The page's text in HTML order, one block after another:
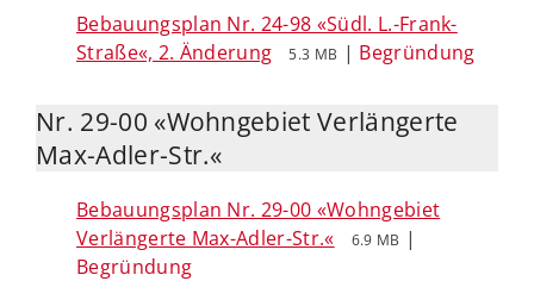
Bebauungsplan Nr. 24-98 «Südl. L.-Frank-
Straße«, 2. Änderung
5.3 MB | Begründung
Nr. 29-00 «Wohngebiet Verlängerte
Max-Adler-Str.«
Bebauungsplan Nr. 29-00 «Wohngebiet
Verlängerte Max-Adler-Str.«
6.9 MB |
Begründung